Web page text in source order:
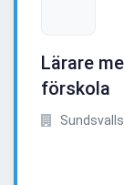
Lärare
förskola